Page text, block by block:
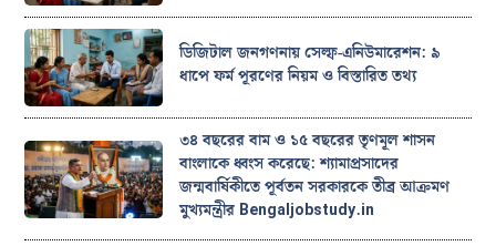
ডিজিটাল জনগণনায় সেল্ফ-এনিউমারেশন: ৯
ধাপে ফর্ম পূরণের নিয়ম ও বিস্তারিত তথ্য
৩৪ বছরের বাম ও ১৫ বছরের তৃণমূল শাসন
বাংলাকে ধ্বংস করেছে: শ্যামাপ্রসাদের
জন্মবার্ষিকীতে পূর্বতন সরকারকে তীব্র আক্রমণ
মুখ্যমন্ত্রীর Bengaljobstudy.in